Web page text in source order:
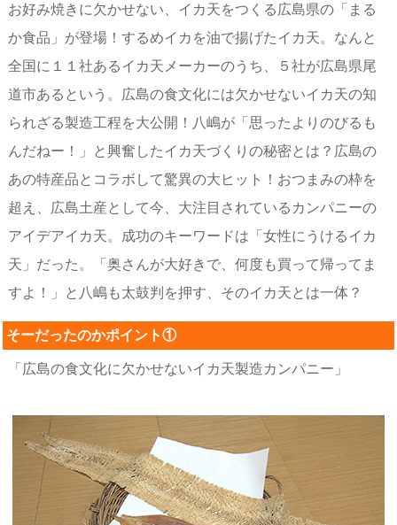
お好み焼きに欠かせない、イカ天をつくる広島県の「まる
か食品」が登場！するめイカを油で揚げたイカ天。なんと
全国に１１社あるイカ天メーカーのうち、５社が広島県尾
道市あるという。広島の食文化には欠かせないイカ天の知
られざる製造工程を大公開！八嶋が「思ったよりのびるも
んだねー！」と興奮したイカ天づくりの秘密とは？広島の
あの特産品とコラボして驚異の大ヒット！おつまみの枠を
超え、広島土産として今、大注目されているカンパニーの
アイデアイカ天。成功のキーワードは「女性にうけるイカ
天」だった。「奥さんが大好きで、何度も買って帰ってま
すよ！」と八嶋も太鼓判を押す、そのイカ天とは一体？
そーだったのかポイント①
「広島の食文化に欠かせないイカ天製造カンパニー」